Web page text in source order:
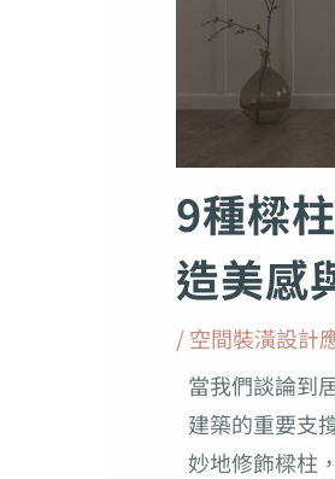
9種樑
造美感
/空間裝潢設計
當我們談論到
建築的重要支
妙地修飾樑柱